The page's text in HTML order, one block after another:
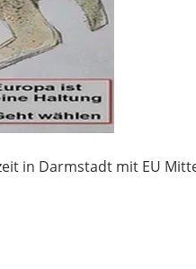
in Darmstadt mit EU